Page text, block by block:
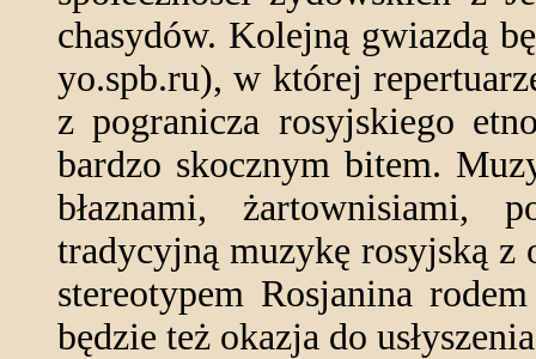
chasydów. Kolejną gwiazdą
yo.spb.ru), w której
z pogranicza rosyjskiego
bardzo skocznym bitem.
błaznami, żartownisiami,
tradycyjną muzykę rosyjską z
stereotypem Rosjanina
będzie też okazja do